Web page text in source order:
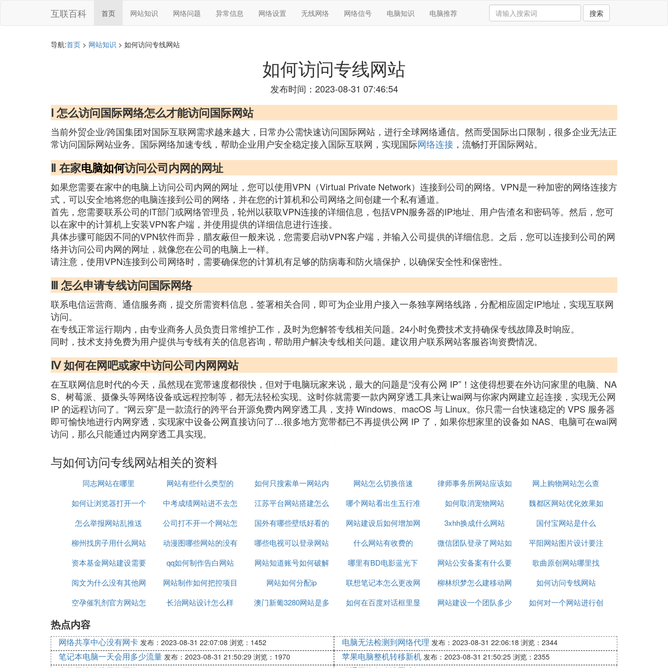
互联百科 首页 网站知识 网络问题 异常信息 网络设置 无线网络 网络信号 电脑知识 电脑推荐 搜索
导航:首页 > 网站知识 > 如何访问专线网站
如何访问专线网站
发布时间：2023-08-31 07:46:54
Ⅰ 怎么访问国际网络怎么才能访问国际网站
当前外贸企业/跨国集团对国际互联网需求越来越大，日常办公需快速访问国际网站，进行全球网络通信。然而受国际出口限制，很多企业无法正
常访问国际网站业务。国际网络加速专线，帮助企业用户安全稳定接入国际互联网，实现国际网络连接 ，流畅打开国际网站。
Ⅱ 在家电脑如何访问公司内网的网址
如果您需要在家中的电脑上访问公司内网的网址，您可以使用VPN（Virtual Private Network）连接到公司的网络。VPN是一种加密的网络连接方
式，可以安全地将您的电脑连接到公司的网络，并在您的计算机和公司网络之间创建一个私有通道。
首先，您需要联系公司的IT部门或网络管理员，轮州以获取VPN连接的详细信息，包括VPN服务器的IP地址、用户告渣名和密码等。然后，您可
以在家中的计算机上安装VPN客户端，并使用提供的详细信息进行连接。
具体步骤可能因不同的VPN软件而异，腊友蔽但一般来说，您需要启动VPN客户端，并输入公司提供的详细信息。之后，您可以连接到公司的网
络并访问公司内网的网址，就像您在公司的电脑上一样。
请注意，使用VPN连接到公司网络时，需要确保您的计算机有足够的防病毒和防火墙保护，以确保安全性和保密性。
Ⅲ 怎么申请专线访问国际网络
联系电信运营商、通信服务商，提交所需资料信息，签署相关合同，即可为企业用户接入一条独享网络线路，分配相应固定IP地址，实现互联网
访问。
在专线正常运行期内，由专业商务人员负责日常维护工作，及时为您解答专线相关问题。24小时免费技术支持确保专线故障及时响应。
同时，技术支持免费为用户提供与专线有关的信息咨询，帮助用户解决专线相关问题。建议用户联系网站客服咨询资费情况。
Ⅳ 如何在网吧或家中访问公司内网网站
在互联网信息时代的今天，虽然现在宽带速度都很快，但对于电脑玩家来说，最大的问题是“没有公网 IP”！这使得想要在外访问家里的电脑、NA
S、树莓派、摄像头等网络设备或远程控制等，都无法轻松实现。这时你就需要一款内网穿透工具来让wai网与你家内网建立起连接，实现无公网
IP 的远程访问了。“网云穿”是一款流行的跨平台开源免费内网穿透工具，支持 Windows、macOS 与 Linux。你只需一台快速稳定的 VPS 服务器
即可愉快地进行内网穿透，实现家中设备公网直接访问了…很多地方宽带都已不再提供公网 IP 了，如果你想家里的设备如 NAS、电脑可在wai网
访问，那么只能通过内网穿透工具实现。
与如何访问专线网站相关的资料
同志网站在哪里 网站有些什么类型的
如何只搜索单一网站内
容
网站怎么切换倍速
律师事务所网站应该如
何制作
网上购物网站怎么查
如何让浏览器打开一个
网站
中考成绩网站进不去怎
么办
江苏平台网站搭建怎么
联系
哪个网站看出生五行准 如何取消宠物网站
魏都区网站优化效果如
何
怎么举报网站乱推送
公司打不开一个网站怎
么办
国外有哪些壁纸好看的
网站
网站建设后如何增加网
络流量
3xhh换成什么网站
国付宝网站是什么
柳州找房子用什么网站
动漫图哪些网站的没有
水印
哪些电视可以登录网站 什么网站有收费的
微信团队登录了网站如
何退掉
平阳网站图片设计要注
意什么
资本基金网站建设需要
多少钱
qq如何制作告白网站
网站知道账号如何破解
密码
哪里有BD电影蓝光下
载网站
网站公安备案有什么要
注意
歌曲原创网站哪里找
阅文为什么没有其他网
站流量
网站制作如何把控项目
制作时间
网站如何分配ip
联想笔记本怎么更改网
站权限
柳林织梦怎么建移动网
站
如何访问专线网站
空孕催乳剂官方网站怎
长治网站设计怎么样
澳门新葡3280网站是多
如何在百度对话框里显
网站建设一个团队多少
如何对一个网站进行创
热点内容
网络共享中心没有网卡 发布：2023-08-31 22:07:08 浏览：1452 电脑无法检测到网络代理 发布：2023-08-31 22:06:18 浏览：2344
笔记本电脑一天会用多少流量 发布：2023-08-31 21:50:29 浏览：1970 苹果电脑整机转移新机 发布：2023-08-31 21:50:25 浏览：2355